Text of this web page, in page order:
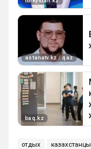
отдых казахстанцы